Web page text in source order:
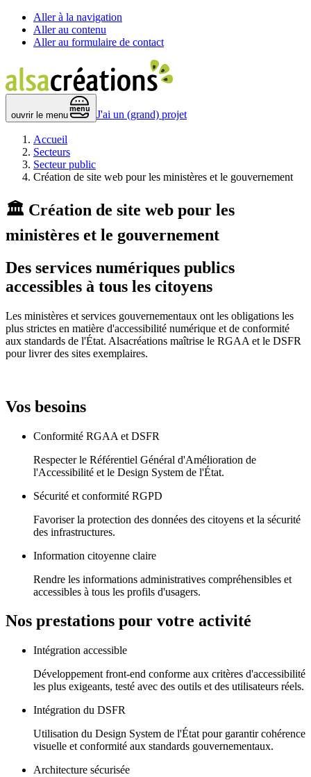
Aller à la navigation
Aller au contenu
Aller au formulaire de contact
ouvrir le menu
menu
J'ai un (grand) projet
Accueil
Secteurs
Secteur public
Création de site web pour les ministères et le gouvernement
🏛️ Création de site web pour les
ministères et le gouvernement
Des services numériques publics
accessibles à tous les citoyens
Les ministères et services gouvernementaux ont les obligations les
plus strictes en matière d'accessibilité numérique et de conformité
aux standards de l'État. Alsacréations maîtrise le RGAA et le DSFR
pour livrer des sites exemplaires.
Vos besoins
Conformité RGAA et DSFR
Respecter le Référentiel Général d'Amélioration de
l'Accessibilité et le Design System de l'État.
Sécurité et conformité RGPD
Favoriser la protection des données des citoyens et la sécurité
des infrastructures.
Information citoyenne claire
Rendre les informations administratives compréhensibles et
accessibles à tous les profils d'usagers.
Nos prestations pour votre activité
Intégration accessible
Développement front-end conforme aux critères d'accessibilité
les plus exigeants, testé avec des outils et des utilisateurs réels.
Intégration du DSFR
Utilisation du Design System de l'État pour garantir cohérence
visuelle et conformité aux standards gouvernementaux.
Architecture sécurisée